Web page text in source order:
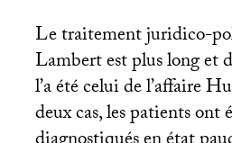
Le traitement juridico-
Lambert est plus long et
l’a été celui de l’affaire
deux cas, les patients